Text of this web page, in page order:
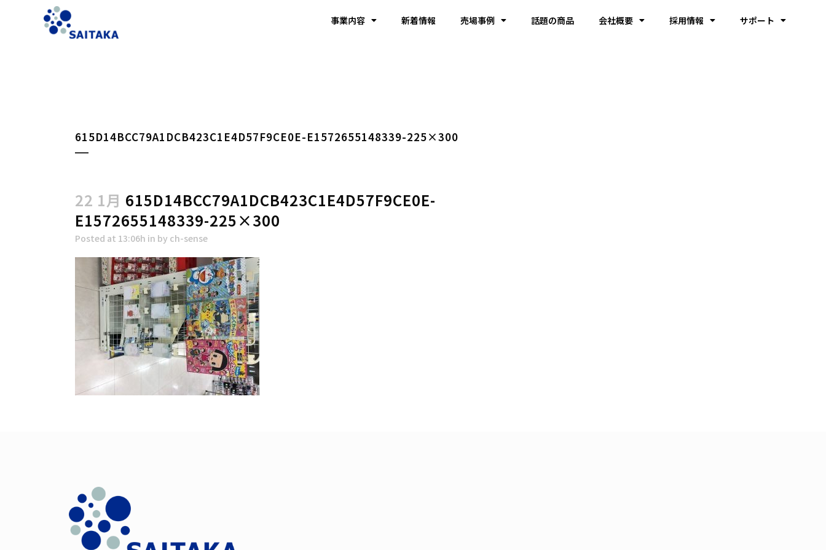
事業内容 新着情報 売場事例 話題の商品 会社概要 採用情報 サポート
615D14BCC79A1DCB423C1E4D57F9CE0E-E1572655148339-225×300
22 1月 615D14BCC79A1DCB423C1E4D57F9CE0E-
E1572655148339-225×300
Posted at 13:06h in by ch-sense